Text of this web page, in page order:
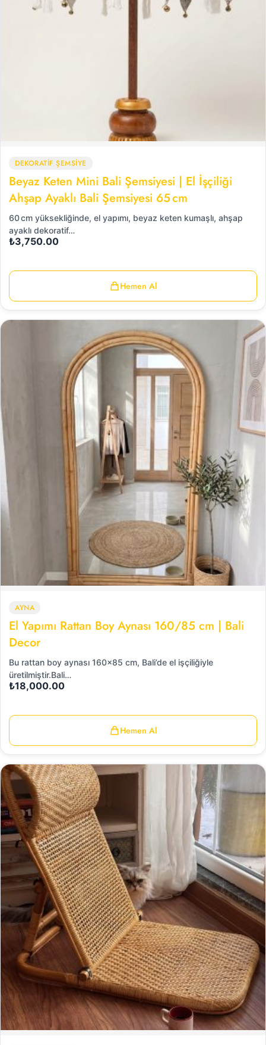
DEKORATİF ŞEMSİYE
Beyaz Keten Mini Bali Şemsiyesi | El İşçiliği
Ahşap Ayaklı Bali Şemsiyesi 65 cm
60 cm yüksekliğinde, el yapımı, beyaz keten kumaşlı, ahşap
ayaklı dekoratif…
₺3,750.00
Hemen Al
AYNA
El Yapımı Rattan Boy Aynası 160/85 cm | Bali
Decor
Bu rattan boy aynası 160x85 cm, Bali’de el işçiliğiyle
üretilmiştir.Bali…
₺18,000.00
Hemen Al